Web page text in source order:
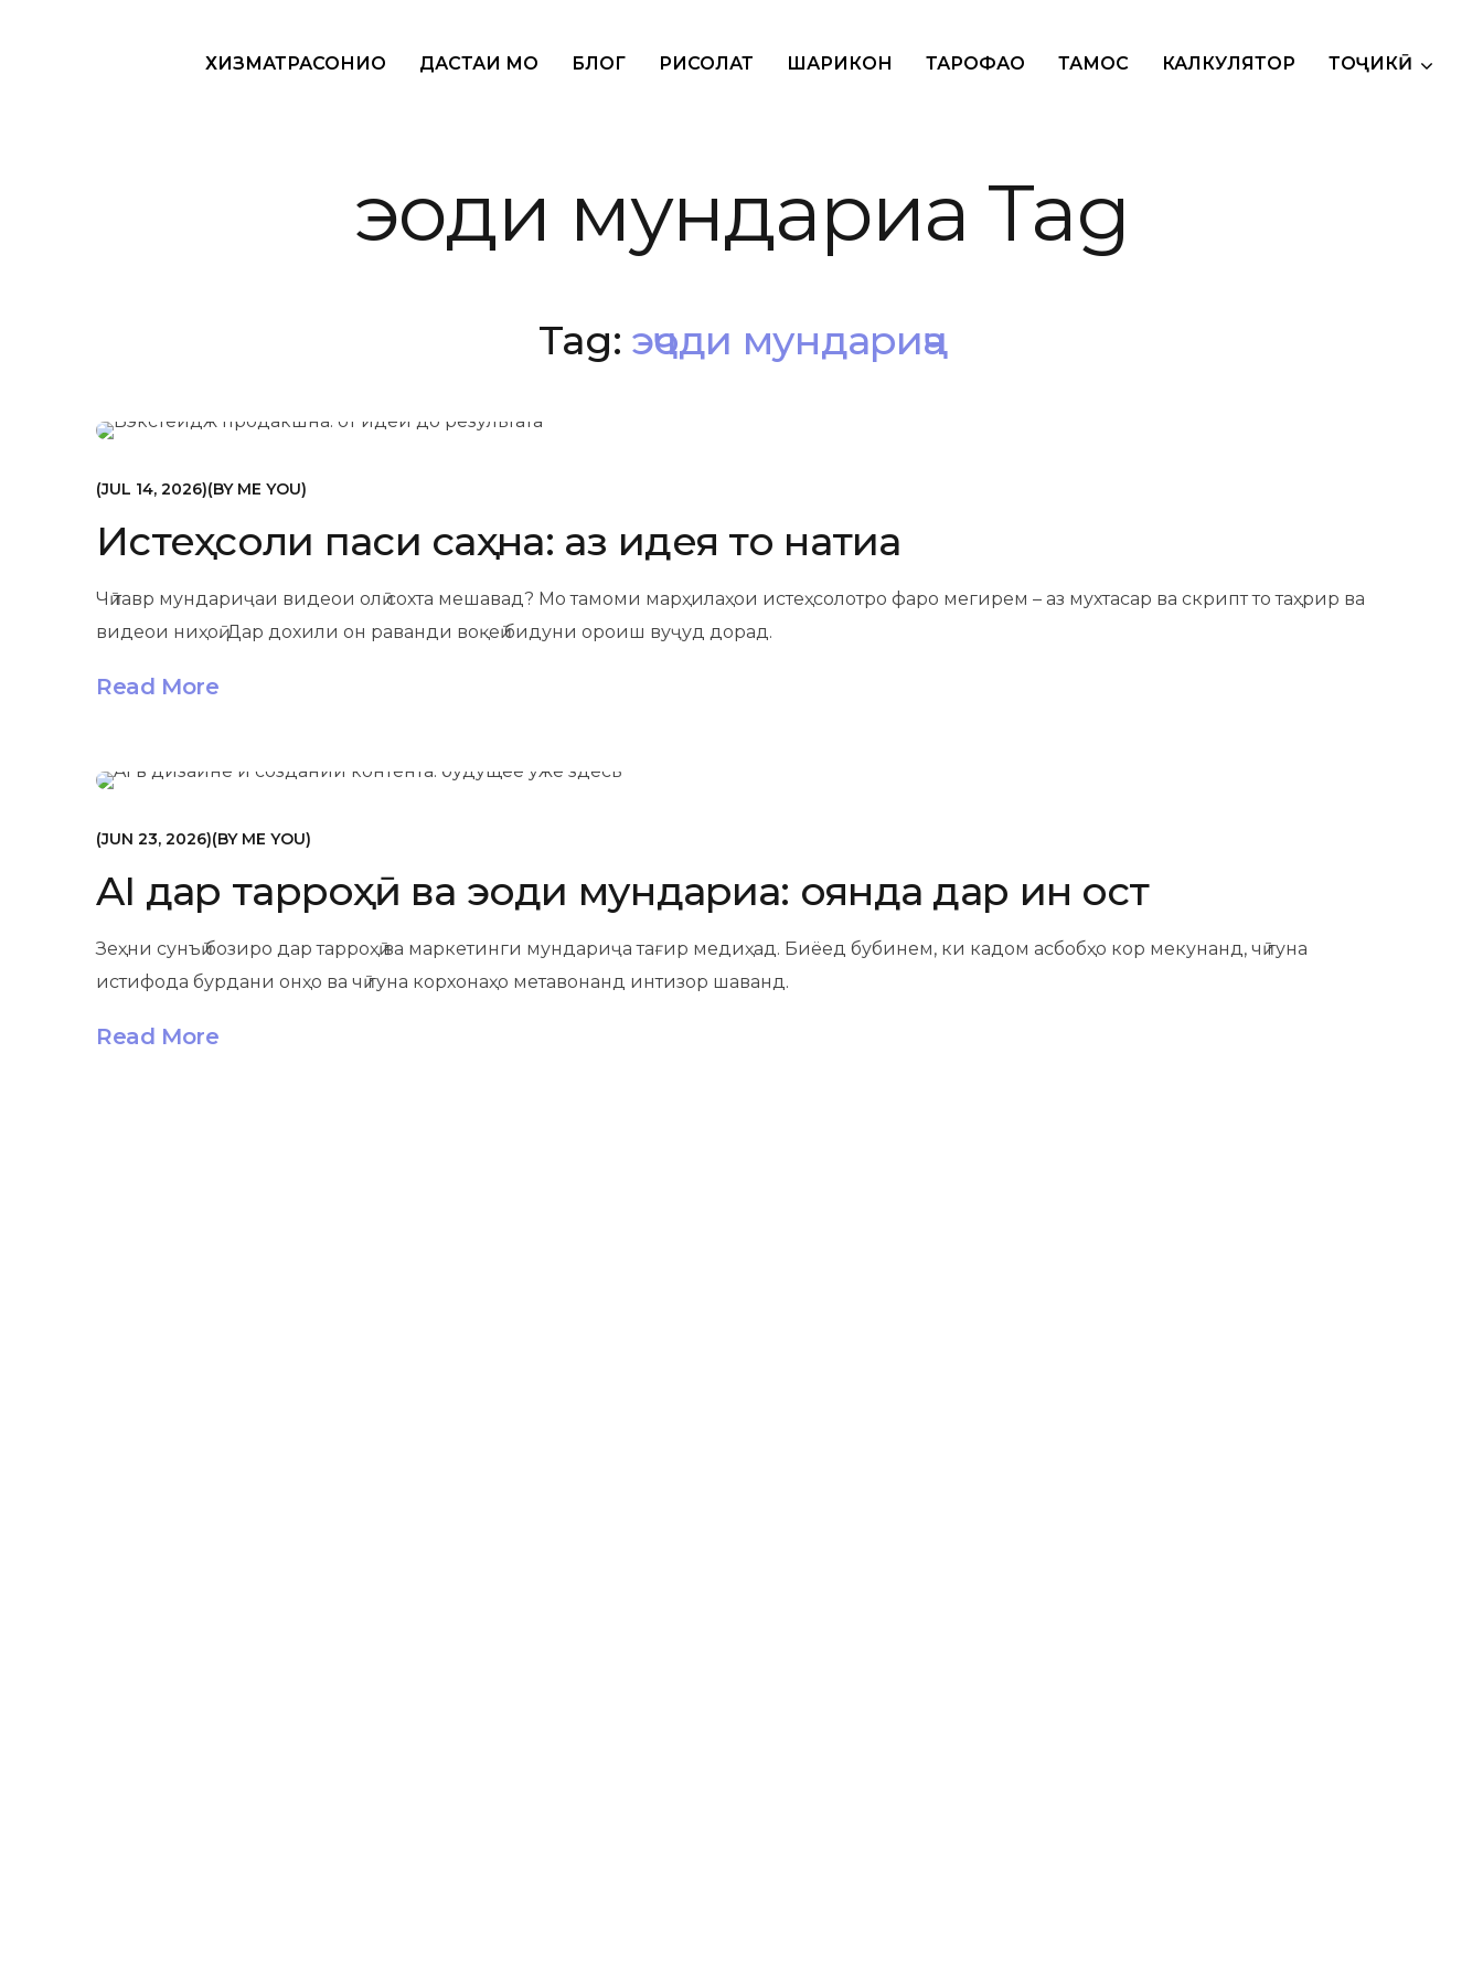
ХИЗМАТРАСОНИҲО ДАСТАИ МО БЛОГ РИСОЛАТ ШАРИКОН ТАРОФАҲО ТАМОС КАЛКУЛЯТОР ТОҶИКӢ
эҷоди мундариҷа Tag
Tag: эҷоди мундариҷа
МАРКЕТИНГ
JUL 14, 2026 BY ME YOU
Истеҳсоли паси саҳна: аз идея то натиҷа
Чӣ тавр мундариҷаи видеои олӣ сохта мешавад? Мо тамоми марҳилаҳои истеҳсолотро фаро мегирем – аз мухтасар ва скрипт то таҳрир ва
видеои ниҳоӣ. Дар дохили он раванди воқеӣ бидуни ороиш вуҷуд дорад.
Read More
МАРКЕТИНГ
JUN 23, 2026 BY ME YOU
AI дар тарроҳӣ ва эҷоди мундариҷа: оянда дар ин ҷост
Зеҳни сунъӣ бозиро дар тарроҳӣ ва маркетинги мундариҷа тағир медиҳад. Биёед бубинем, ки кадом асбобҳо кор мекунанд, чӣ гуна
истифода бурдани онҳо ва чӣ гуна корхонаҳо метавонанд интизор шаванд.
Read More